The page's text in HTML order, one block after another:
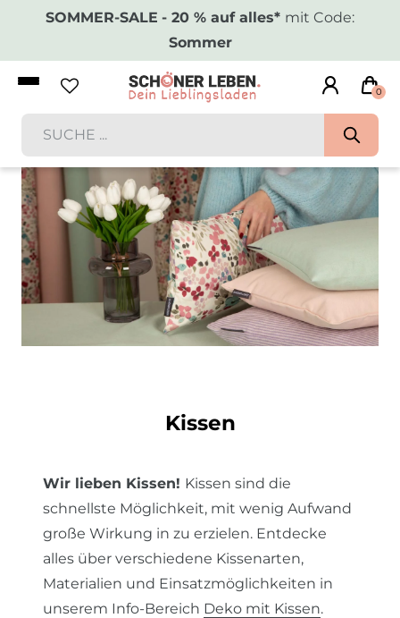
SOMMER-SALE - 20 % auf alles* mit Code:
Sommer
0
Kissen
Wir lieben Kissen! Kissen sind die
schnellste Möglichkeit, mit wenig Aufwand
große Wirkung in zu erzielen. Entdecke
alles über verschiedene Kissenarten,
Materialien und Einsatzmöglichkeiten in
unserem Info-Bereich Deko mit Kissen.